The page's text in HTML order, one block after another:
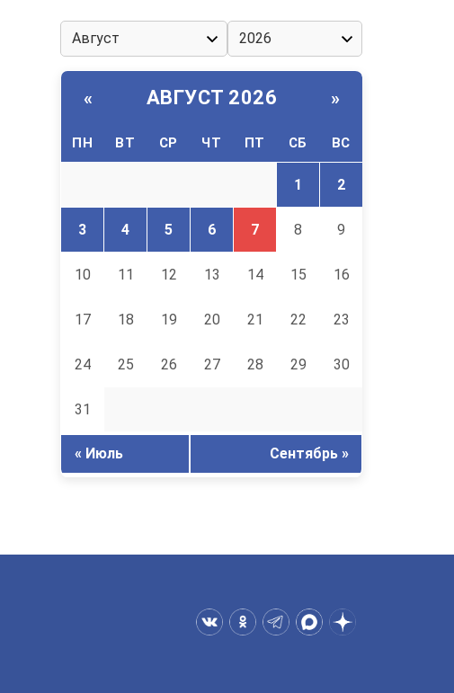
« АВГУСТ 2026 »
ПН ВТ СР ЧТ ПТ СБ ВС
1 2
3 4 5 6 7 8 9
10 11 12 13 14 15 16
17 18 19 20 21 22 23
24 25 26 27 28 29 30
31
« Июль Сентябрь »